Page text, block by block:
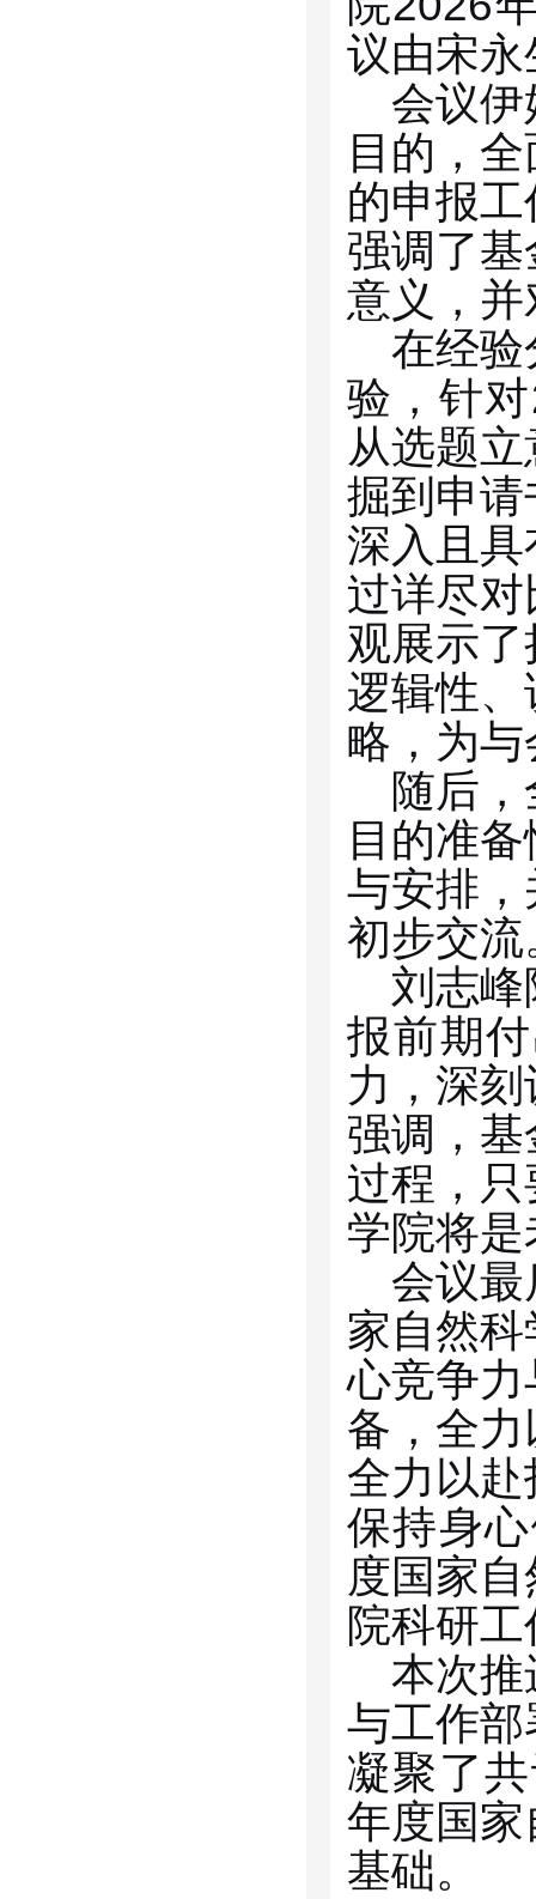
议由宋
会议
目的，
的申报
强调了
意义，
在经
验，针对
从选题
掘到申
深入且
过详尽
观展示
逻辑性
略，为
随后
目的准
与安排
初步交流
刘志
报前期
力，深
强调，
过程，
学院将
会议
家自然
心竞争
备，全
全力以
保持身
度国家
院科研
本次
与工作
凝聚了
年度国
基础。